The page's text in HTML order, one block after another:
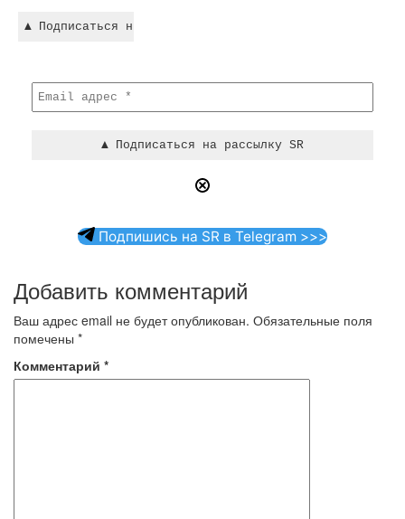
Подпишись на SR в Telegram >>>
Добавить комментарий
Ваш адрес email не будет опубликован. Обязательные поля
помечены *
Комментарий *